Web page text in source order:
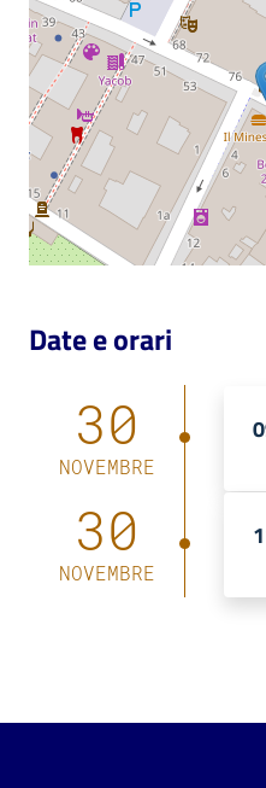
Date e orari
30
NOVEMBRE
30
NOVEMBRE